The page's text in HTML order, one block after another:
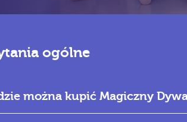
ogólne
można kupić Magiczny